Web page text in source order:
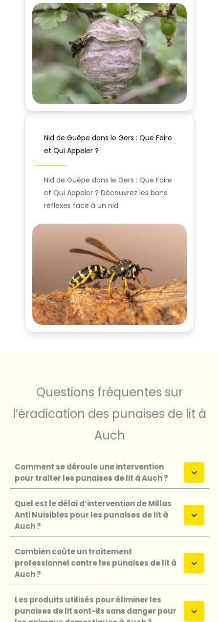
Nid de Guêpe dans le Gers : Que Faire
et Qui Appeler ?
Nid de Guêpe dans le Gers : Que Faire
et Qui Appeler ? Découvrez les bons
réflexes face à un nid
Questions fréquentes sur
l’éradication des punaises de lit à
Auch
Comment se déroule une intervention
pour traiter les punaises de lit à Auch ?
Quel est le délai d’intervention de Millas
Anti Nuisibles pour les punaises de lit à
Auch ?
Combien coûte un traitement
professionnel contre les punaises de lit à
Auch ?
Les produits utilisés pour éliminer les
punaises de lit sont-ils sans danger pour